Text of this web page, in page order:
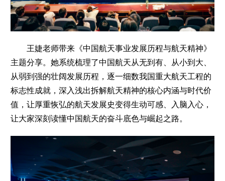
王婕老师带来《中国航天事业发展历程与航天精神》
主题分享。她系统梳理了中国航天从无到有、从小到大、
从弱到强的壮阔发展历程，逐一细数我国重大航天工程的
标志性成就，深入浅出拆解航天精神的核心内涵与时代价
值，让厚重恢弘的航天发展史变得生动可感、入脑入心，
让大家深刻读懂中国航天的奋斗底色与崛起之路。